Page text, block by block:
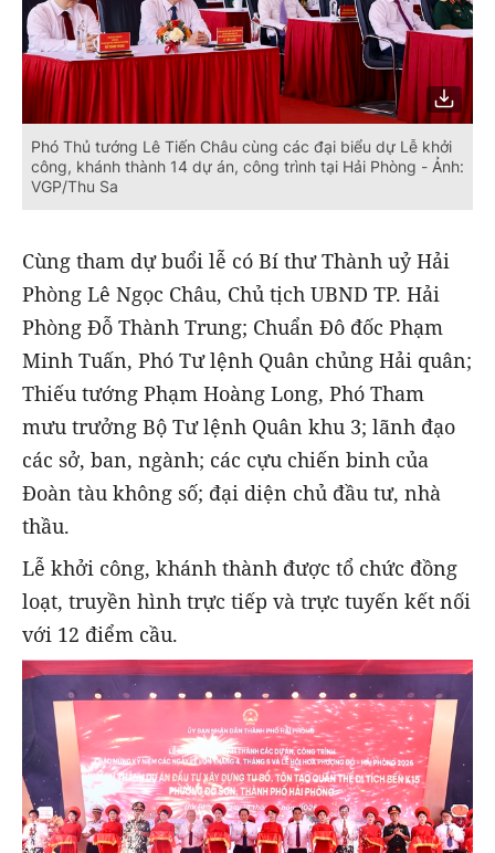
Phó Thủ tướng Lê Tiến Châu cùng các đại biểu dự Lễ khởi
công, khánh thành 14 dự án, công trình tại Hải Phòng - Ảnh:
VGP/Thu Sa
Cùng tham dự buổi lễ có Bí thư Thành uỷ Hải
Phòng Lê Ngọc Châu, Chủ tịch UBND TP. Hải
Phòng Đỗ Thành Trung; Chuẩn Đô đốc Phạm
Minh Tuấn, Phó Tư lệnh Quân chủng Hải quân;
Thiếu tướng Phạm Hoàng Long, Phó Tham
mưu trưởng Bộ Tư lệnh Quân khu 3; lãnh đạo
các sở, ban, ngành; các cựu chiến binh của
Đoàn tàu không số; đại diện chủ đầu tư, nhà
thầu.
Lễ khởi công, khánh thành được tổ chức đồng
loạt, truyền hình trực tiếp và trực tuyến kết nối
với 12 điểm cầu.